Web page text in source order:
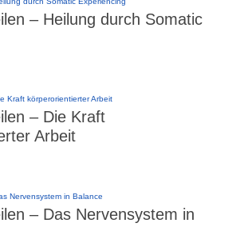
– Heilung durch Somatic
– Die Kraft
Arbeit
– Das Nervensystem in